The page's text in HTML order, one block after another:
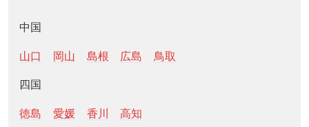
中国
山口 岡山 島根 広島 鳥取
四国
徳島 愛媛 香川 高知